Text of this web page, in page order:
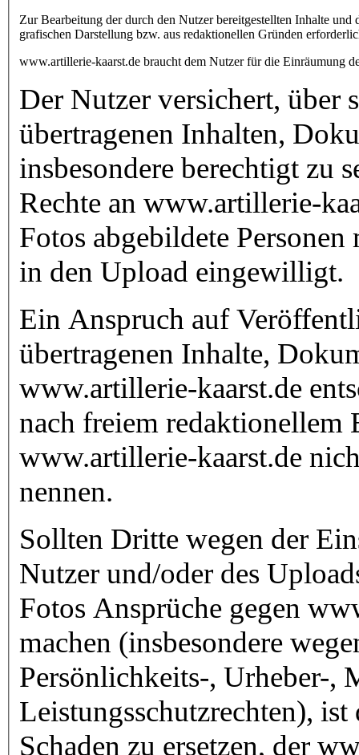
Zur Bearbeitung der durch den Nutzer bereitgestellten Inhalte
grafischen Darstellung bzw. aus redaktionellen Gründen
www.artillerie-kaarst.de braucht dem Nutzer für die Einräumung
Der Nutzer versichert, über
übertragenen Inhalten,
insbesondere berechtigt zu
Rechte an www.artillerie-
Fotos abgebildete
in den Upload eingewilligt.
Ein Anspruch auf
übertragenen Inhalte,
www.artillerie-kaarst.de
nach freiem redaktionellem
www.artillerie-kaarst.de
nennen.
Sollten Dritte wegen der
Nutzer und/oder des
Fotos Ansprüche gegen
machen (insbesondere
Persönlichkeits-, Urheber-,
Leistungsschutzrechten),
Schaden zu ersetzen, der